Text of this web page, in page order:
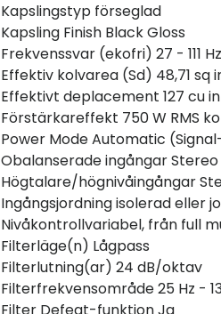
Kapslingstyp förseglad
Kapsling Finish Black Gloss
Frekvenssvar (ekofri) 27 - 111
Effektiv kolvarea (Sd) 48,71 sq
Effektivt deplacement 127 cu
Förstärkareffekt 750 W RMS
Power Mode Automatic
Obalanserade ingångar
Högtalare/högnivåingångar
Ingångsjordning isolerad eller
Nivåkontrollvariabel, från full
Filterläge(n) Lågpass
Filterlutning(ar) 24 dB/oktav
Filterfrekvensområde 25 Hz -